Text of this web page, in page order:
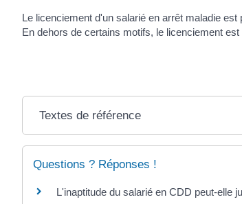
Le licenciement d'un salarié en arrêt maladie
En dehors de certains motifs, le licenciement
Textes de référence
Questions ? Réponses !
L'inaptitude du salarié en CDD peut-elle